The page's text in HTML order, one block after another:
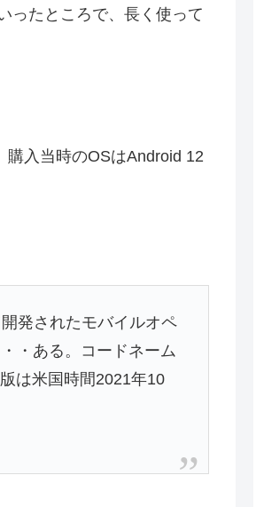
ったところで、長く使って
購入当時のOSはAndroid 12
発されたモバイルオペ
・ある。コードネーム
は米国時間2021年10